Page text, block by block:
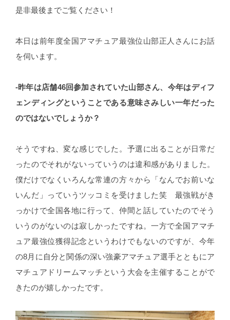
是非最後までご覧ください！
本日は前年度全国アマチュア最強位山部正人さんにお話
を伺います。
-昨年は店舗46回参加されていた山部さん、今年はディフ
ェンディングということである意味さみしい一年だった
のではないでしょうか？
そうですね、変な感じでした。予選に出ることが日常だ
ったのでそれがないっていうのは違和感がありました。
僕だけでなくいろんな常連の方々から「なんでお前いな
いんだ」っていうツッコミを受けました笑 最強戦がき
っかけで全国各地に行って、仲間と話していたのでそう
いうのがないのは寂しかったですね。一方で全国アマチ
ュア最強位獲得記念というわけでもないのですが、今年
の8月に自分と関係の深い強豪アマチュア選手とともにア
マチュアドリームマッチという大会を主催することがで
きたのが嬉しかったです。